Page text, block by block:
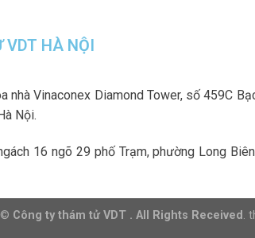
HÀ NỘI
nhà Vinaconex Diamond Tower, số 459C
Nội.
16 ngõ 29 phố Trạm, phường Long
© Công ty thám tử VDT . All Rights Received .